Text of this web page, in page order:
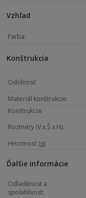
Vzhľad
Farba:
Konštrukcia
Odolnosť:
Materiál konštrukcie:
Konštrukcia:
Rozmery (V x Š x H):
Hmotnosť (g):
Ďalšie informácie
Odladěnost a
spoľahlivost: